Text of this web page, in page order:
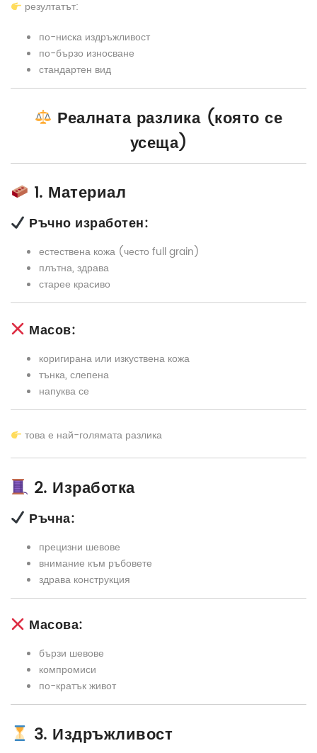
резултатът:
по-ниска издръжливост
по-бързо износване
стандартен вид
Реалната разлика (която се
усеща)
1. Материал
Ръчно изработен:
естествена кожа (често full grain)
плътна, здрава
старее красиво
Масов:
коригирана или изкуствена кожа
тънка, слепена
напуква се
това е най-голямата разлика
2. Изработка
Ръчна:
прецизни шевове
внимание към ръбовете
здрава конструкция
Масова:
бързи шевове
компромиси
по-кратък живот
3. Издръжливост